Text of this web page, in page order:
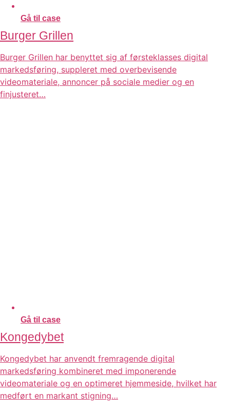
Gå til case
Burger Grillen
Burger Grillen har benyttet sig af førsteklasses digital
markedsføring, suppleret med overbevisende
videomateriale, annoncer på sociale medier og en
finjusteret…
Gå til case
Kongedybet
Kongedybet har anvendt fremragende digital
markedsføring kombineret med imponerende
videomateriale og en optimeret hjemmeside, hvilket har
medført en markant stigning…